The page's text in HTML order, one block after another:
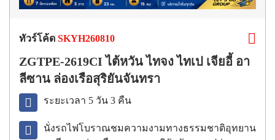
ทัวร์โค้ด SKYH260810
ZGTPE-2619CI ไต้หวัน ไทจง ไทเป เจียอี้ อา
ลีซาน ล่องเรือสุริยันจันทรา
ระยะเวลา 5 วัน 3 คืน
นั่งรถไฟโบราณชมความงามทางธรรมชาติอุทยาน